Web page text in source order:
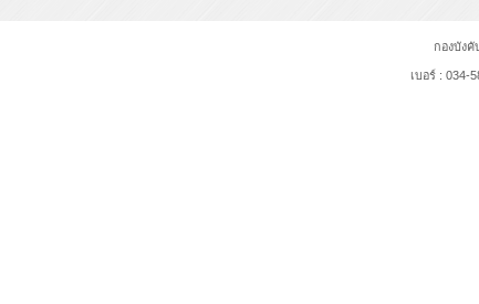
กองบัง
เบอร์ : 034-